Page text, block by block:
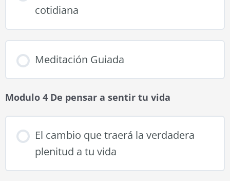
cotidiana
Meditación Guiada
Modulo 4 De pensar a sentir tu vida
El cambio que traerá la verdadera
plenitud a tu vida